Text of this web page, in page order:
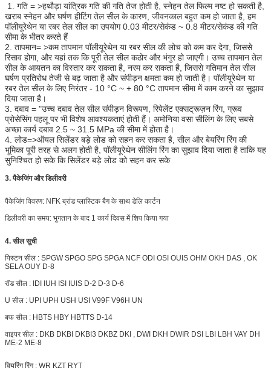
1. गति = >हथौड़ा यांत्रिक गति की गति तेज होती है, स्नेहन तेल फिल्म नष्ट हो सकती है,
खराब स्नेहन और घर्षण हीटिंग तेल सील के कारण, जीवनकाल बहुत कम हो जाता है, हम
पॉलीयूरेथेन या रबर तेल सील का उपयोग 0.03 मीटर/सेकंड ~ 0.8 मीटर/सेकंड की गति
सीमा के भीतर करते हैं
2. तापमान= >कम तापमान पॉलीयूरेथेन या रबर सील की लोच को कम कर देगा, जिससे
रिसाव होगा, और यहां तक कि पूरी तेल सील कठोर और भंगुर हो जाएगी। उच्च तापमान तेल
सील के आयतन का विस्तार कर सकता है, नरम कर सकता है, जिससे गतिमान तेल सील
घर्षण प्रतिरोध तेजी से बढ़ जाता है और संपीड़न क्षमता कम हो जाती है। पॉलीयूरेथेन या
रबर तेल सील के लिए निरंतर - 10 °C ~ + 80 °C तापमान सीमा में काम करने का सुझाव
दिया जाता है।
3. दबाव = "उच्च दबाव तेल सील संपीड़न विरूपण, रिपेलेंट एक्सट्रूज़न रिंग, ग्रूव
प्रोसेसिंग पहलू पर भी विशेष आवश्यकताएं होती हैं। अमोनिया वसा सीलिंग के लिए सबसे
अच्छा कार्य दबाव 2.5 ~ 31.5 MPa की सीमा में होता है।
4. लोड=>ऑयल सिलेंडर बड़े लोड को सहन कर सकता है, सील और बेयरिंग रिंग की
भूमिका पूरी तरह से अलग होती है, पॉलीयूरेथेन सीलिंग रिंग का सुझाव दिया जाता है ताकि यह
सुनिश्चित हो सके कि सिलेंडर बड़े लोड को सहन कर सके
3. पैकेजिंग और डिलीवरी
पैकेजिंग विवरण: NFK ब्रांड प्लास्टिक बैग के साथ डेलि कार्टन
डिलीवरी का समय: भुगतान के बाद 1 कार्य दिवस में शिप किया गया
4. सील सूची
पिस्टन सील : SPGW SPGO SPG SPGA NCF ODI OSI OUIS OHM OKH DAS , OK
SELA OUY D-8
रॉड सील : IDI IUH ISI IUIS D-2 D-3 D-6
U सील : UPI UPH USH USI V99F V96H UN
बफ सील : HBTS HBY HBTTS D-14
वाइपर सील : DKB DKBI DKBI3 DKBZ DKI , DWI DKH DWIR DSI LBI LBH VAY DH
ME-2 ME-8
वियरिंग रिंग : WR KZT RYT